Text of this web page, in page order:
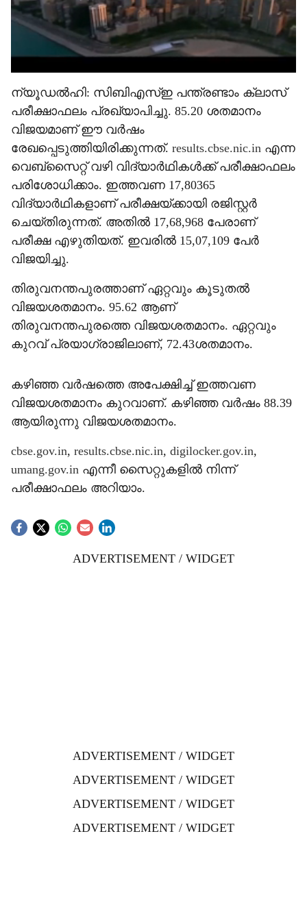
ന്യൂഡൽഹി: സിബിഎസ്ഇ പന്ത്രണ്ടാം ക്ലാസ്
പരീക്ഷാഫലം പ്രഖ്യാപിച്ചു. 85.20 ശതമാനം
വിജയമാണ് ഈ വർഷം
രേഖപ്പെടുത്തിയിരിക്കുന്നത്. results.cbse.nic.in എന്ന
വെബ്സൈറ്റ് വഴി വിദ്യാർഥികൾക്ക് പരീക്ഷാഫലം
പരിശോധിക്കാം. ഇത്തവണ 17,80365
വിദ്യാർഥികളാണ് പരീക്ഷയ്ക്കായി രജിസ്റ്റർ
ചെയ്തിരുന്നത്. അതിൽ 17,68,968 പേരാണ്
പരീക്ഷ എഴുതിയത്. ഇവരിൽ 15,07,109 പേർ
വിജയിച്ചു.
തിരുവനന്തപുരത്താണ് ഏറ്റവും കൂടുതൽ
വിജയശതമാനം. 95.62 ആണ്
തിരുവനന്തപുരത്തെ വിജയശതമാനം. ഏറ്റവും
കുറവ് പ്രയാഗ്‌രാജിലാണ്, 72.43ശതമാനം.
കഴിഞ്ഞ വർഷത്തെ അപേക്ഷിച്ച് ഇത്തവണ
വിജയശതമാനം കുറവാണ്. കഴിഞ്ഞ വർഷം 88.39
ആയിരുന്നു വിജയശതമാനം.
cbse.gov.in, results.cbse.nic.in, digilocker.gov.in,
umang.gov.in എന്നീ സൈറ്റുകളിൽ നിന്ന്
പരീക്ഷാഫലം അറിയാം.
ADVERTISEMENT / WIDGET
ADVERTISEMENT / WIDGET
ADVERTISEMENT / WIDGET
ADVERTISEMENT / WIDGET
ADVERTISEMENT / WIDGET